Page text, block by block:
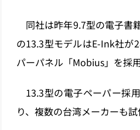
k
同社は昨年9.7型の電子書
の13.3型モデルはE-Ink社が
パーパネル「Mobius」を採用
13.3型の電子ペーパー採
り、複数の台湾メーカーも